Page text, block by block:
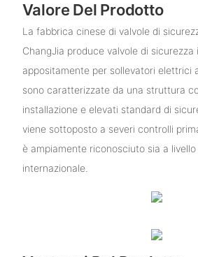
Valore Del Prodotto
La fabbrica cinese di valvole di
ChangJia produce valvole di
appositamente per sollevatori elettrici
sono caratterizzate da una struttura
installazione e elevati standard di
viene sottoposto a severi controlli
è ampiamente riconosciuto sia a
internazionale.